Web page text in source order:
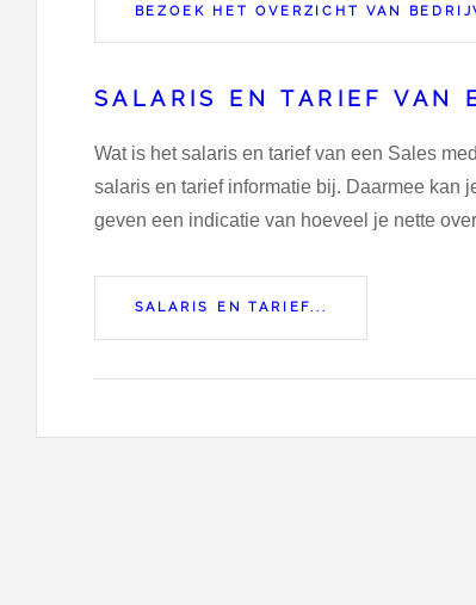
BEZOEK HET OVERZICHT VAN
SALARIS EN TARIEF VAN
Wat is het salaris en tarief van een Sales
salaris en tarief informatie bij. Daarmee kan
geven een indicatie van hoeveel je nette
SALARIS EN TARIEF...